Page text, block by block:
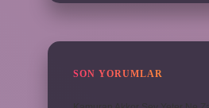
SON YORUMLAR